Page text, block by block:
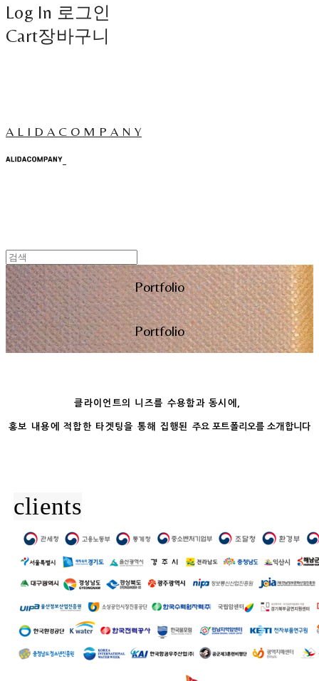
Log In 로그인
Cart장바구니
A L I D A C O M P A N Y
Portfolio
Portfolio
클라이언트의 니즈를 수용함과 동시에,
홍보 내용에 적합한 타겟팅을 통해 집행된 주요 포트폴리오를 소개합니다
clients